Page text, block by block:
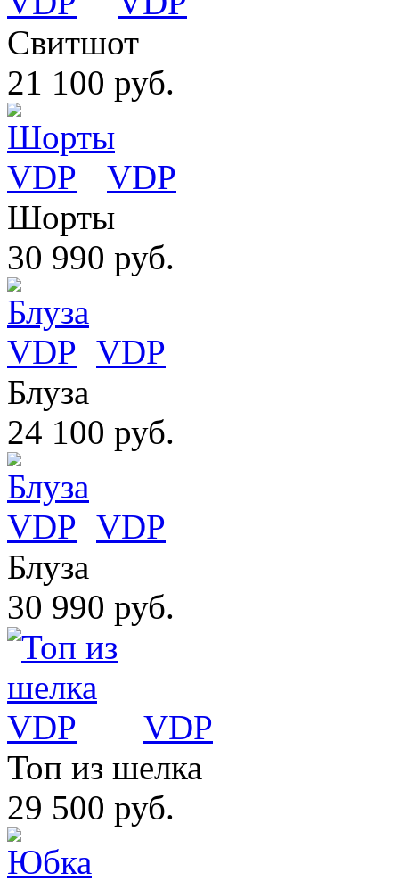
Свитшот
21 100 руб.
VDP
Шорты
30 990 руб.
VDP
Блуза
24 100 руб.
VDP
Блуза
30 990 руб.
VDP
Топ из шелка
29 500 руб.